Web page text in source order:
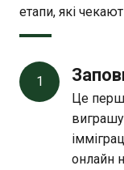
етапи, які
1
Це
онлайн